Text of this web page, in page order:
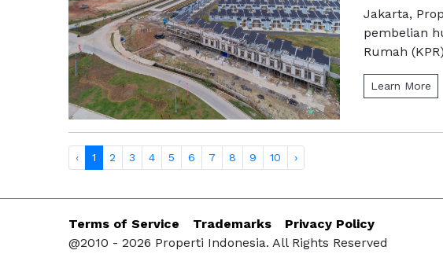
Jakarta,
pembelian
Rumah
Learn More
‹ 1 2 3 4 5 6 7 8 9 10 ›
Terms of Service Trademarks Privacy Policy
@2010 - 2026 Properti Indonesia. All Rights Reserved